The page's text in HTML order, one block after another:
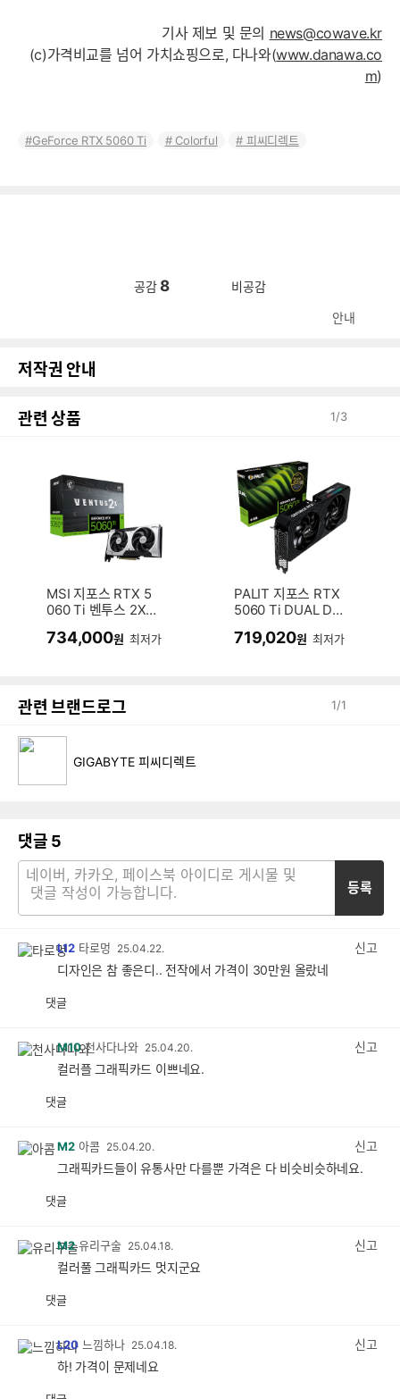
기사 제보 및 문의 news@cowave.kr
(c)가격비교를 넘어 가치쇼핑으로, 다나와(www.danawa.co
m)
GeForce RTX 5060 Ti Colorful 피씨디렉트
공감8 비공감
안내
저작권 안내
관련 상품 1/3
MSI 지포스 RTX 5
060 Ti 벤투스 2X
734,000원 최저가
PALIT 지포스 RTX
5060 Ti DUAL D7
719,020원 최저가
관련 브랜드로그 1/1
GIGABYTE 피씨디렉트
댓글 5
등록
L12 타로멍 25.04.22.
신고
디자인은 참 좋은디.. 전작에서 가격이 30만원 올랐네
댓글
M10 천사다나와 25.04.20.
신고
컬러플 그래픽카드 이쁘네요.
댓글
M2 아콤 25.04.20.
신고
그래픽카드들이 유통사만 다를뿐 가격은 다 비슷비슷하네요.
댓글
M2 유리구술 25.04.18.
신고
컬러풀 그래픽카드 멋지군요
댓글
L20 느낌하나 25.04.18.
신고
하! 가격이 문제네요